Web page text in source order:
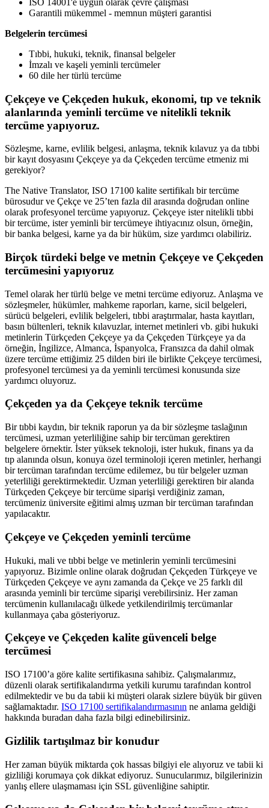
Garantili mükemmel - memnun müşteri garantisi
Belgelerin tercümesi
Tıbbi, hukuki, teknik, finansal belgeler
İmzalı ve kaşeli yeminli tercümeler
60 dile her türlü tercüme
Çekçeye ve Çekçeden hukuk, ekonomi, tıp ve teknik
alanlarında yeminli tercüme ve nitelikli teknik
tercüme yapıyoruz.
Sözleşme, karne, evlilik belgesi, anlaşma, teknik kılavuz ya da tıbbi
bir kayıt dosyasını Çekçeye ya da Çekçeden tercüme etmeniz mi
gerekiyor?
The Native Translator, ISO 17100 kalite sertifikalı bir tercüme
bürosudur ve Çekçe ve 25’ten fazla dil arasında doğrudan online
olarak profesyonel tercüme yapıyoruz. Çekçeye ister nitelikli tıbbi
bir tercüme, ister yeminli bir tercümeye ihtiyacınız olsun, örneğin,
bir banka belgesi, karne ya da bir hüküm, size yardımcı olabiliriz.
Birçok türdeki belge ve metnin Çekçeye ve Çekçeden
tercümesini yapıyoruz
Temel olarak her türlü belge ve metni tercüme ediyoruz. Anlaşma ve
sözleşmeler, hükümler, mahkeme raporları, karne, sicil belgeleri,
sürücü belgeleri, evlilik belgeleri, tıbbi araştırmalar, hasta kayıtları,
basın bültenleri, teknik kılavuzlar, internet metinleri vb. gibi hukuki
metinlerin Türkçeden Çekçeye ya da Çekçeden Türkçeye ya da
örneğin, İngilizce, Almanca, İspanyolca, Fransızca da dahil olmak
üzere tercüme ettiğimiz 25 dilden biri ile birlikte Çekçeye tercümesi,
profesyonel tercümesi ya da yeminli tercümesi konusunda size
yardımcı oluyoruz.
Çekçeden ya da Çekçeye teknik tercüme
Bir tıbbi kaydın, bir teknik raporun ya da bir sözleşme taslağının
tercümesi, uzman yeterliliğine sahip bir tercüman gerektiren
belgelere örnektir. İster yüksek teknoloji, ister hukuk, finans ya da
tıp alanında olsun, konuya özel terminoloji içeren metinler, herhangi
bir tercüman tarafından tercüme edilemez, bu tür belgeler uzman
yeterliliği gerektirmektedir. Uzman yeterliliği gerektiren bir alanda
Türkçeden Çekçeye bir tercüme siparişi verdiğiniz zaman,
tercümeniz üniversite eğitimi almış uzman bir tercüman tarafından
yapılacaktır.
Çekçeye ve Çekçeden yeminli tercüme
Hukuki, mali ve tıbbi belge ve metinlerin yeminli tercümesini
yapıyoruz. Bizimle online olarak doğrudan Çekçeden Türkçeye ve
Türkçeden Çekçeye ve aynı zamanda da Çekçe ve 25 farklı dil
arasında yeminli bir tercüme siparişi verebilirsiniz. Her zaman
tercümenin kullanılacağı ülkede yetkilendirilmiş tercümanlar
kullanmaya çaba gösteriyoruz.
Çekçeye ve Çekçeden kalite güvenceli belge
tercümesi
ISO 17100’a göre kalite sertifikasına sahibiz. Çalışmalarımız,
düzenli olarak sertifikalandırma yetkili kurumu tarafından kontrol
edilmektedir ve bu da tabii ki müşteri olarak sizlere büyük bir güven
sağlamaktadır. ISO 17100 sertifikalandırmasının ne anlama geldiği
hakkında buradan daha fazla bilgi edinebilirsiniz.
Gizlilik tartışılmaz bir konudur
Her zaman büyük miktarda çok hassas bilgiyi ele alıyoruz ve tabii ki
gizliliği korumaya çok dikkat ediyoruz. Sunucularımız, bilgilerinizin
yanlış ellere ulaşmaması için SSL güvenliğine sahiptir.